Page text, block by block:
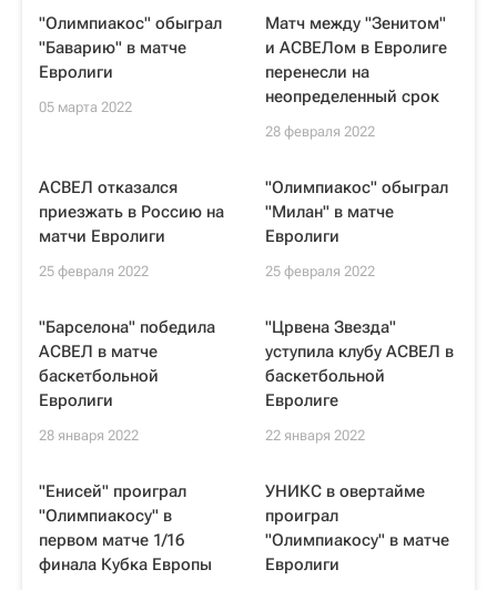
"Олимпиакос" обыграл
"Баварию" в матче
Евролиги
05 марта 2022
Матч между "Зенитом"
и АСВЕЛом в Евролиге
перенесли на
неопределенный срок
28 февраля 2022
АСВЕЛ отказался
приезжать в Россию на
матчи Евролиги
25 февраля 2022
"Олимпиакос" обыграл
"Милан" в матче
Евролиги
25 февраля 2022
"Барселона" победила
АСВЕЛ в матче
баскетбольной
Евролиги
28 января 2022
"Црвена Звезда"
уступила клубу АСВЕЛ в
баскетбольной
Евролиге
22 января 2022
"Енисей" проиграл
"Олимпиакосу" в
первом матче 1/16
финала Кубка Европы
УНИКС в овертайме
проиграл
"Олимпиакосу" в матче
Евролиги